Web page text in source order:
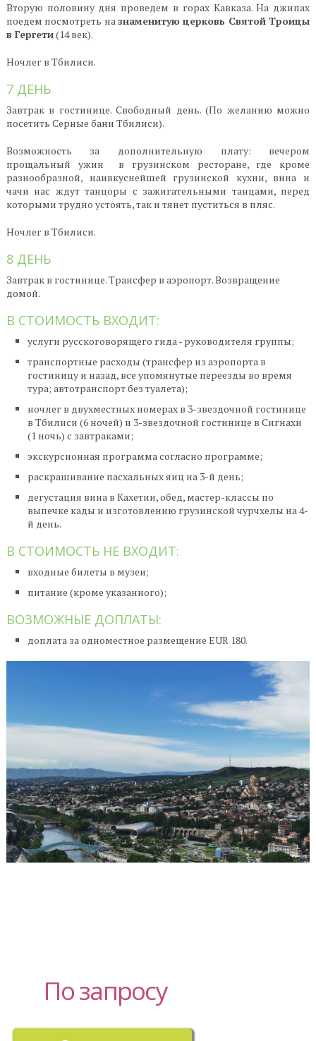
Вторую половину дня проведем в горах Кавказа. На джипах
поедем посмотреть назнаменитую церковь Святой Троицы
в Гергети(14 век).
Ночлег в Тбилиси.
7 ДЕНЬ
Завтрак в гостинице. Свободный день. (По желанию можно
посетить Серные бани Тбилиси).
Возможность за дополнительную плату: вечером
прощальный ужин в грузинском ресторане, где кроме
разнообразной, наивкуснейшей грузинской кухни, вина и
чачи нас ждут танцоры с зажигательными танцами, перед
которыми трудно устоять, так и тянет пуститься в пляс.
Ночлег в Тбилиси.
8 ДЕНЬ
Завтрак в гостинице. Трансфер в аэропорт. Возвращение
домой.
В СТОИМОСТЬ ВХОДИТ:
услуги русскоговорящего гида - руководителя группы;
транспортные расходы (трансфер из аэропорта в
гостиницу и назад, все упомянутые переезды во время
тура; автотранспорт без туалета);
ночлег в двухместных номерах в 3-звездочной гостинице
в Тбилиси (6 ночей) и 3-звездочной гостинице в Сигнахи
(1 ночь) с завтраками;
экскурсионная программа согласно программе;
раскрашивание пасхальных яиц на 3-й день;
дегустация вина в Кахетии, обед, мастер-классы по
выпечке кады и изготовлению грузинской чурчхелы на 4-
й день.
В СТОИМОСТЬ НЕ ВХОДИТ:
входные билеты в музеи;
питание (кроме указанного);
ВОЗМОЖНЫЕ ДОПЛАТЫ:
доплата за одноместное размещение EUR 180.
По запросу